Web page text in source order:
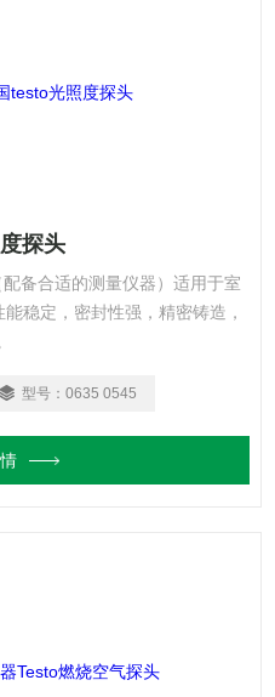
探头
备合适的测量仪器）适用于室
稳定，密封性强，精密铸造，
型号： 0635 0545